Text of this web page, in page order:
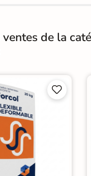
de la

